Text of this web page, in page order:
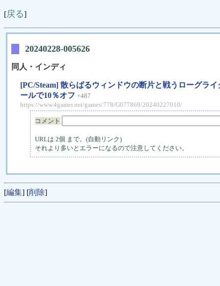
[戻る]
20240228-005626
同人・インディ
[PC/Steam] 散らばるウィンドウの断片と戦うローグラ
ールで10％オフ +487
https://www.4gamer.net/games/778/G077869/20240227010/
コメント
URLは 2個 まで。(自動リンク)
それより多いとエラーになるので注意してください。
[編集] [削除]